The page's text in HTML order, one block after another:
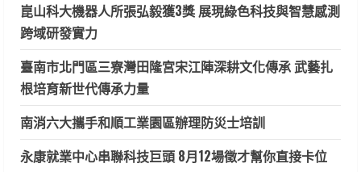
崑山科大機器人所張弘毅獲3獎 展現綠色科技與智慧感測
跨域研發實力
臺南市北門區三寮灣田隆宮宋江陣深耕文化傳承 武藝扎
根培育新世代傳承力量
南消六大攜手和順工業園區辦理防災士培訓
永康就業中心串聯科技巨頭 8月12場徵才幫你直接卡位